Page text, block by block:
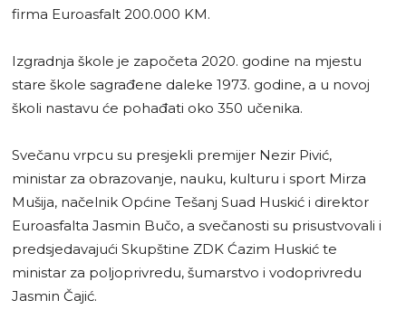
firma Euroasfalt 200.000 KM.
Izgradnja škole je započeta 2020. godine na mjestu
stare škole sagrađene daleke 1973. godine, a u novoj
školi nastavu će pohađati oko 350 učenika.
Svečanu vrpcu su presjekli premijer Nezir Pivić,
ministar za obrazovanje, nauku, kulturu i sport Mirza
Mušija, načelnik Općine Tešanj Suad Huskić i direktor
Euroasfalta Jasmin Bučo, a svečanosti su prisustvovali i
predsjedavajući Skupštine ZDK Ćazim Huskić te
ministar za poljoprivredu, šumarstvo i vodoprivredu
Jasmin Čajić.